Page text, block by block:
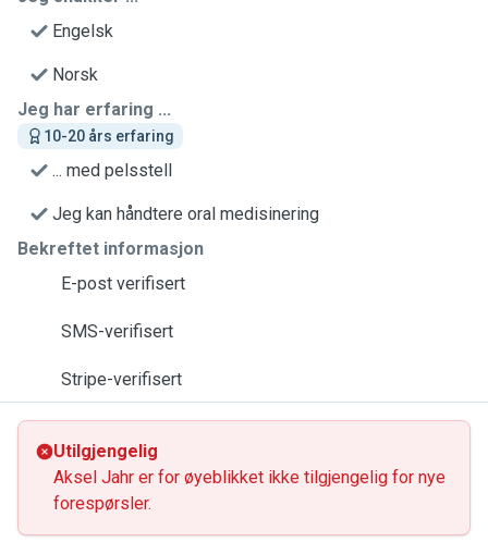
Engelsk
Norsk
Jeg har erfaring ...
10-20 års erfaring
... med pelsstell
Jeg kan håndtere oral medisinering
Bekreftet informasjon
E-post verifisert
SMS-verifisert
Stripe-verifisert
Utilgjengelig
Aksel Jahr er for øyeblikket ikke tilgjengelig for nye
forespørsler.